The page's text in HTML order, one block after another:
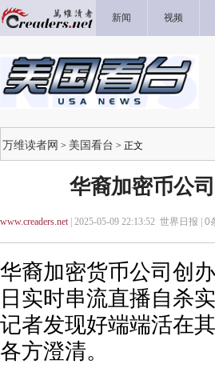
新闻 视频
万维读者网 > 美国看台 > 正文
华裔加密币公
www.creaders.net| 2025-05-09 22:13:52 世界日报 | 0
华裔加密货币公司创
日实时串流直播自杀
记者发现好端端活在
各方澄清。